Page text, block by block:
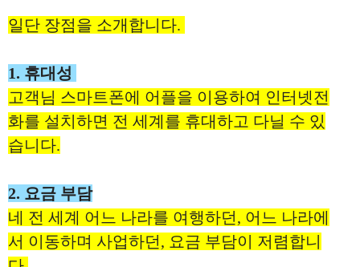
일단 장점을 소개합니다.
1. 휴대성
고객님 스마트폰에 어플을 이용하여 인터넷전
화를 설치하면 전 세계를 휴대하고 다닐 수 있
습니다.
2. 요금 부담
네 전 세계 어느 나라를 여행하던, 어느 나라에
서 이동하며 사업하던, 요금 부담이 저렴합니